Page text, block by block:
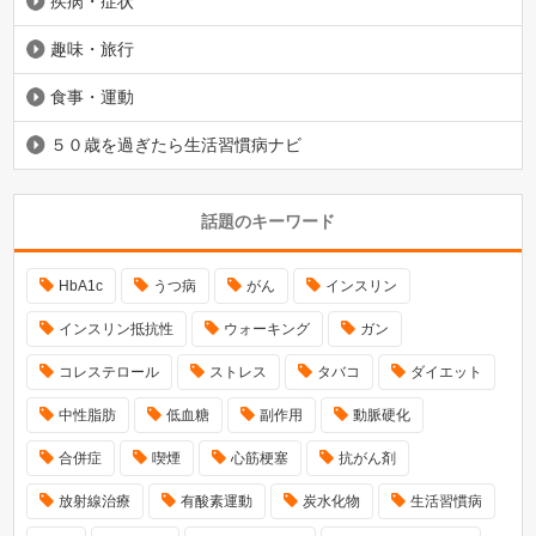
趣味・旅行
食事・運動
５０歳を過ぎたら生活習慣病ナビ
話題のキーワード
HbA1c うつ病 がん インスリン
インスリン抵抗性 ウォーキング ガン
コレステロール ストレス タバコ ダイエット
中性脂肪 低血糖 副作用 動脈硬化
合併症 喫煙 心筋梗塞 抗がん剤
放射線治療 有酸素運動 炭水化物 生活習慣病